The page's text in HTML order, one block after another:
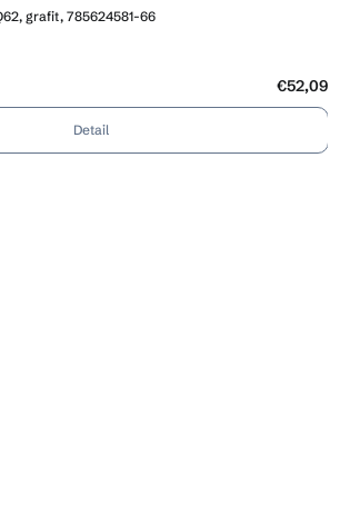
grafit, 785624581-66
€52,09
Detail